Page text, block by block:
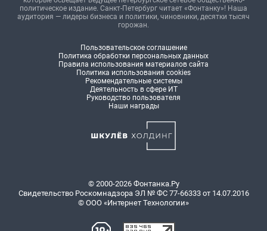
политическое издание. Санкт-Петербург читает «Фонтанку»! Наша
аудитория — лидеры бизнеса и политики, чиновники, десятки тысяч
горожан.
Пользовательское соглашение
Политика обработки персональных данных
Правила использования материалов сайта
Политика использования cookies
Рекомендательные системы
Деятельность в сфере ИТ
Руководство пользователя
Наши награды
© 2000-2026 Фонтанка.Ру
Свидетельство Роскомнадзора ЭЛ № ФС 77-66333 от 14.07.2016
© ООО «Интернет Технологии»